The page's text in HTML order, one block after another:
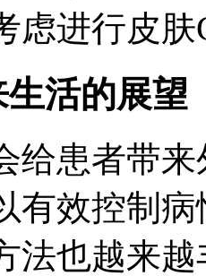
虑进行皮
活的展望
给患者带
有效控制
法也越来